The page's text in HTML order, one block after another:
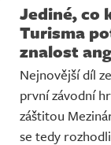
Databáze
Komunita
Redakce
Živě
Jediné, co
Turisma
znalost
Nejnovější díl
první závodní
záštitou
se tedy